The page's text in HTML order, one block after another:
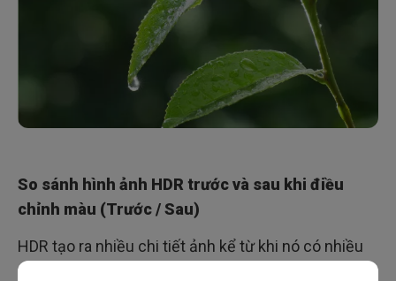
So sánh hình ảnh HDR trước và sau khi điều
chỉnh màu (Trước / Sau)
HDR tạo ra nhiều chi tiết ảnh kể từ khi nó có nhiều
dải nhạy sáng hơn, vì thế việc điều chỉnh độ sáng và